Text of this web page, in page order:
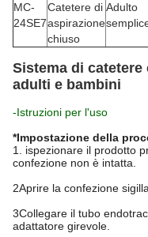
MC-
24SE7
Catetere di
aspirazione
chiuso
Adulto
Sistema di
adulti e bambini
-Istruzioni per l'uso
*Impostazione della
1. ispezionare il prodotto
confezione non è intatta.
2Aprire la confezione
3Collegare il tubo
adattatore girevole.